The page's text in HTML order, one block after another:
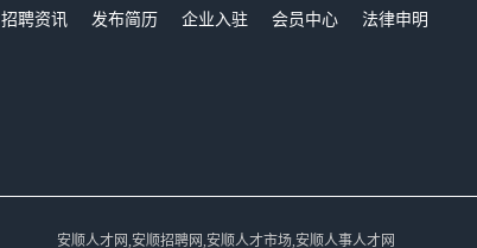
招聘资讯 发布简历 企业入驻 会员中心
法律申明
安顺人才网,安顺招聘网,安顺人才市场,安顺人事人才网